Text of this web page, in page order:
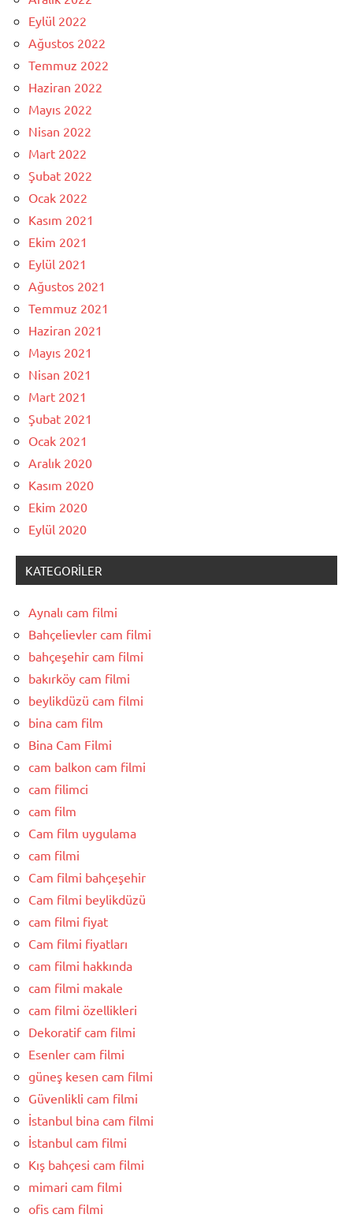
Eylül 2022
Ağustos 2022
Temmuz 2022
Haziran 2022
Mayıs 2022
Nisan 2022
Mart 2022
Şubat 2022
Ocak 2022
Kasım 2021
Ekim 2021
Eylül 2021
Ağustos 2021
Temmuz 2021
Haziran 2021
Mayıs 2021
Nisan 2021
Mart 2021
Şubat 2021
Ocak 2021
Aralık 2020
Kasım 2020
Ekim 2020
Eylül 2020
KATEGORILER
Aynalı cam filmi
Bahçelievler cam filmi
bahçeşehir cam filmi
bakırköy cam filmi
beylikdüzü cam filmi
bina cam film
Bina Cam Filmi
cam balkon cam filmi
cam filimci
cam film
Cam film uygulama
cam filmi
Cam filmi bahçeşehir
Cam filmi beylikdüzü
cam filmi fiyat
Cam filmi fiyatları
cam filmi hakkında
cam filmi makale
cam filmi özellikleri
Dekoratif cam filmi
Esenler cam filmi
güneş kesen cam filmi
Güvenlikli cam filmi
İstanbul bina cam filmi
İstanbul cam filmi
Kış bahçesi cam filmi
mimari cam filmi
ofis cam filmi